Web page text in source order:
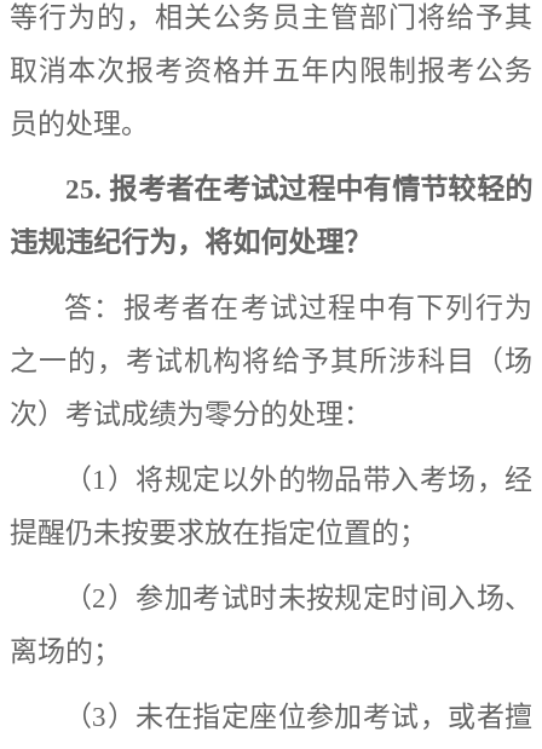
等行为的，相关公务员主管部门将给予其
取消本次报考资格并五年内限制报考公务
员的处理。
25.报考者在考试过程中有情节较轻的
违规违纪行为，将如何处理？
答： 报考者在考试过程中有下列行为
之一的，考试机构将给予其所涉科目（场
次）考试成绩为零分的处理：
（ 1 ）将规定以外的物品带入考场，经
提醒仍未按要求放在指定位置的；
（2 ）参加考试时未按规定时间入场、
离场的；
（3 ）未在指定座位参加考试，或者擅